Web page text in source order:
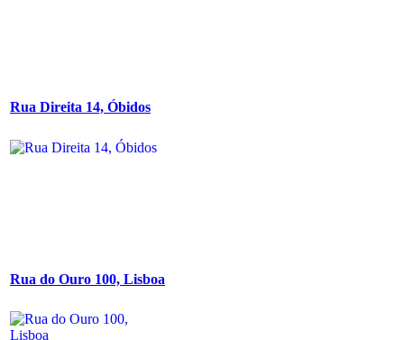
Rua Direita 14, Óbidos
Rua do Ouro 100, Lisboa